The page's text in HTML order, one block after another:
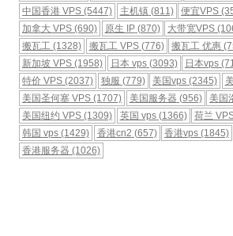
中国香港 VPS (5447) 主机镇(811) 便宜VPS
加拿大 VPS (690) 原生 IP(870) 大带宽VPS
搬瓦工 (1328) 搬瓦工 VPS(776) 搬瓦工 优惠
新加坡 VPS (1958) 日本 vps(3093) 日本vps
特价 VPS (2037) 独服 (779) 美国vps (2345)
美国圣何塞 VPS (1707) 美国服务器 (956) 美国
美国纽约 VPS (1309) 英国 vps(1366) 荷兰
韩国 vps (1429) 香港cn2 (657) 香港vps (1845)
香港服务器 (1026)